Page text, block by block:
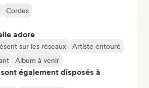
Cordes
adore
sur les réseaux
Artiste entouré
Album à venir
également disposés à